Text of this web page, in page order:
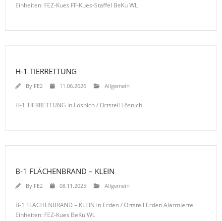
Einheiten: FEZ-Kues FF-Kues-Staffel BeKu WL
H-1 TIERRETTUNG
By FE2 11.06.2026 Allgemein
H-1 TIERRETTUNG in Lösnich / Ortsteil Lösnich
B-1 FLÄCHENBRAND – KLEIN
By FE2 08.11.2025 Allgemein
B-1 FLÄCHENBRAND – KLEIN in Erden / Ortsteil Erden Alarmierte
Einheiten: FEZ-Kues BeKu WL